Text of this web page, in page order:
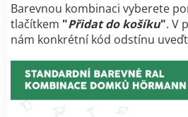
Barevnou kombinaci vyberete
tlačítkem "Přidat do košíku". V
nám konkrétní kód odstínu